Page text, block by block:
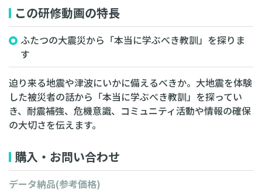
この研修動画の特長
ふたつの大震災から「本当に学ぶべき教訓」を探りま
す
迫り来る地震や津波にいかに備えるべきか。大地震を体験
した被災者の話から「本当に学ぶべき教訓」を探ってい
き、耐震補強、危機意識、コミュニティ活動や情報の確保
の大切さを伝えます。
購入・お問い合わせ
データ納品(参考価格)